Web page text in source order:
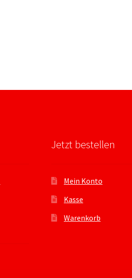
Jetzt bestellen
Mein Konto
Kasse
Warenkorb